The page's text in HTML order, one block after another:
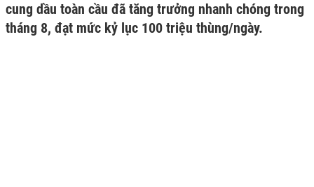
cung dầu toàn cầu đã tăng trưởng nhanh chóng trong
tháng 8, đạt mức kỷ lục 100 triệu thùng/ngày.